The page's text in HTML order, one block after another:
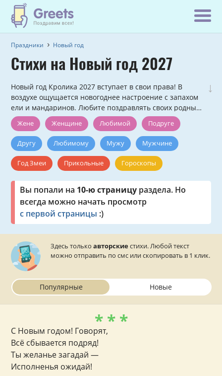
Праздники Новый год
Стихи на Новый год 2027
↓
Новый год Кролика 2027 вступает в свои права! В
воздухе ощущается новогоднее настроение с запахом
ели и мандаринов. Любите поздравлять своих родных
и близких с помощью красиво написанных стихов?
Тогда выбирайте любое понравившееся смс-
стихотворение и отправляйте его на телефон прямо с
сайта.
Жене Женщине Любимой Подруге
Другу Любимому Мужу Мужчине
Год Змеи Прикольные Гороскопы
Именные Коллегам Короткие
На английском языке От знаменитостей
Родственникам С наступающим
С наступившим
Вы попали на 10-ю страницу раздела. Но
всегда можно начать просмотр
с первой страницы :)
Здесь толькоавторские стихи. Любой текст
можно отправить по смс или скопировать в 1 клик.
Популярные Новые
* * *
С Новым годом! Говорят,
Всё сбывается подряд!
Ты желанье загадай —
Исполненья ожидай!